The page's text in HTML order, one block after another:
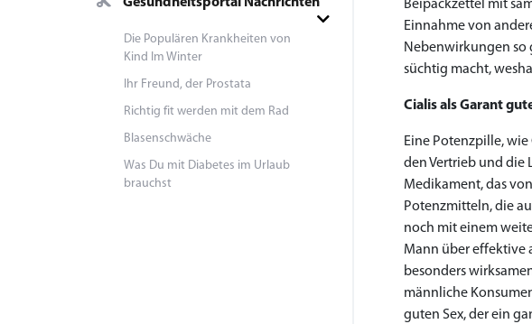
Gesundheitsportal Nachrichten
Die Populären Krankheiten von
Kind Im Winter
Ihr Freund, der Prostata
Richtig fit werden mit dem Rad
Blasenschwäche
Was Du mit Diabetes im Urlaub
brauchst
Beipackzettel mit
Einnahme von
Nebenwirkungen so
süchtig macht,
Cialis als Garant
Eine Potenzpille, wie
den Vertrieb und die
Medikament, das
Potenzmitteln, die
noch mit einem
Mann über effektive
besonders
männliche
guten Sex, der ein